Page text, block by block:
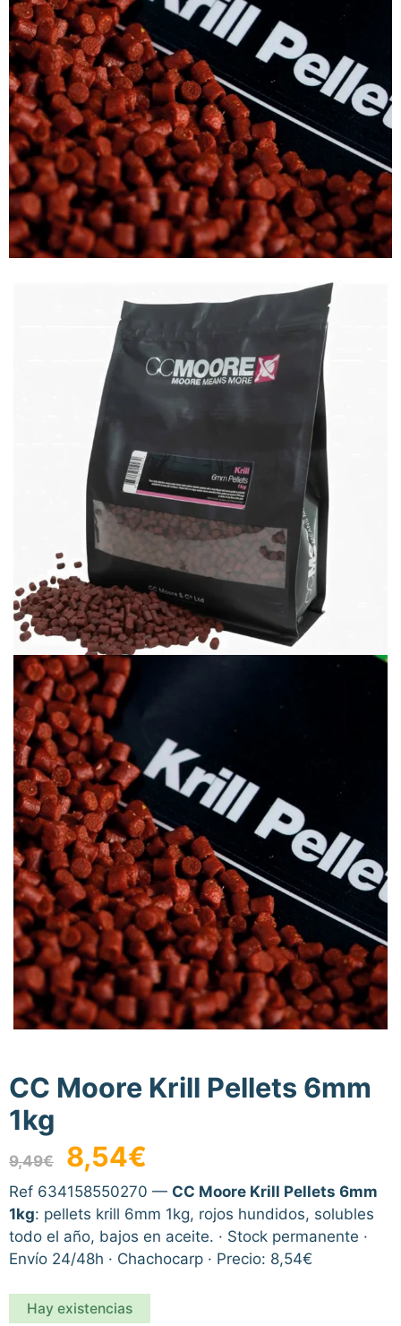
CC Moore Krill Pellets 6mm
1kg
9,49€
El
precio
original
era:
9,49€.
8,54€
actual
es:
8,54€.
Ref 634158550270 — CC Moore Krill Pellets 6mm
1kg: pellets krill 6mm 1kg, rojos hundidos, solubles
todo el año, bajos en aceite. · Stock permanente ·
Envío 24/48h · Chachocarp · Precio: 8,54€
Hay existencias